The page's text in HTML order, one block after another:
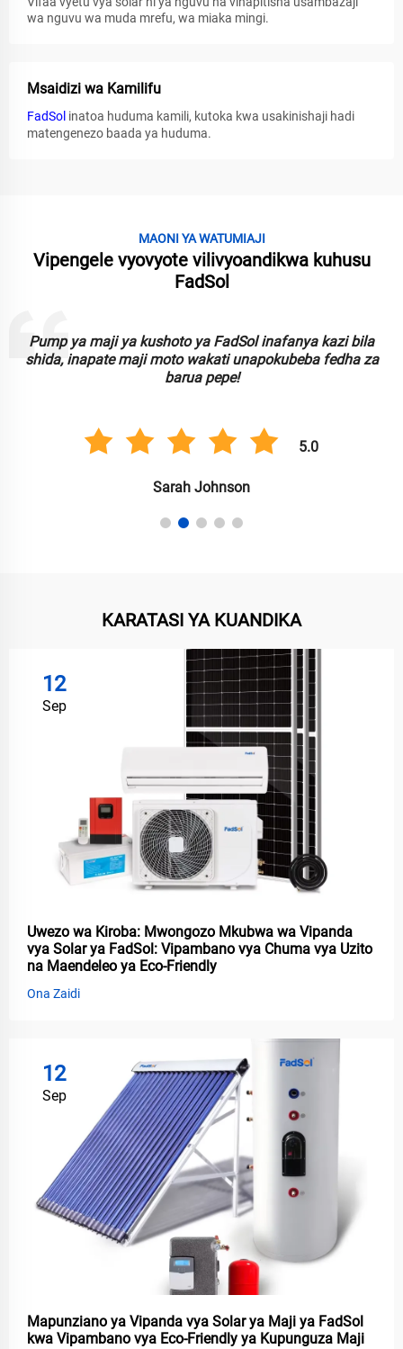
wa nguvu wa muda mrefu, wa miaka mingi.
Msaidizi wa Kamilifu
FadSol inatoa huduma kamili, kutoka kwa usakinishaji hadi
matengenezo baada ya huduma.
MAONI YA WATUMIAJI
Vipengele vyovyote vilivyoandikwa kuhusu
FadSol
ya maji ya kushoto ya FadSol inafanya kazi bila
inapate maji moto wakati unapokubeba fedha za
barua pepe!
5.0
Sarah Johnson
KARATASI YA KUANDIKA
12
Sep
Uwezo wa Kiroba: Mwongozo Mkubwa wa Vipanda
vya Solar ya FadSol: Vipambano vya Chuma vya Uzito
na Maendeleo ya Eco-Friendly
Ona Zaidi
12
Sep
Mapunziano ya Vipanda vya Solar ya Maji ya FadSol
kwa Vipambano vya Eco-Friendly ya Kupunguza Maji